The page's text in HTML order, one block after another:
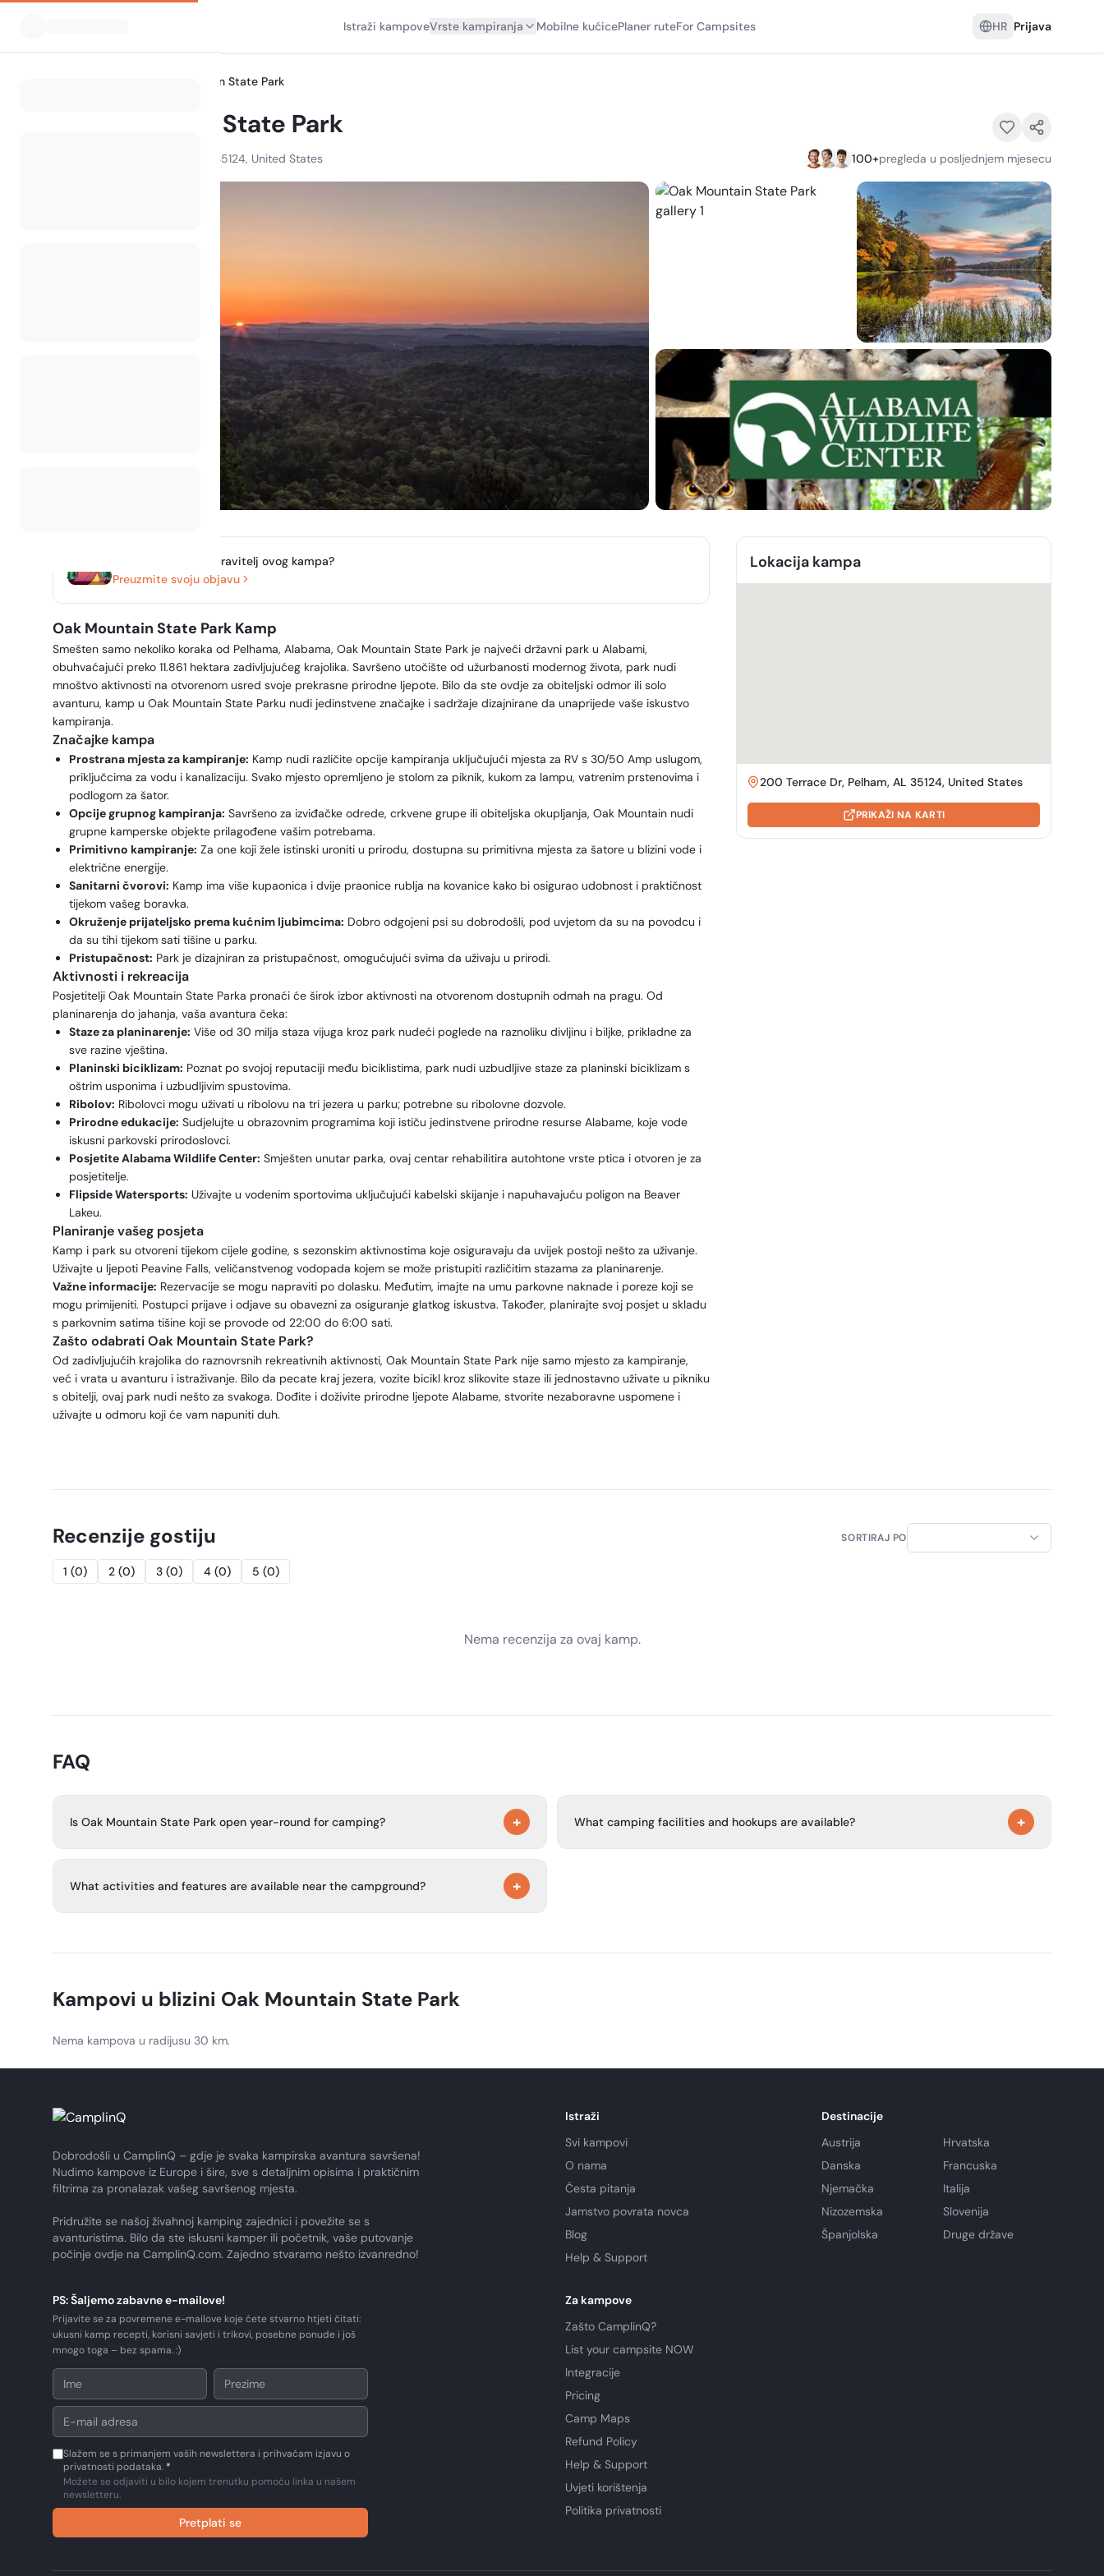
Istraži kampoveVrste kampiranja Mobilne kućicePlaner ruteFor Campsites HR Prijava
Oak Mountain State Park
Oak Mountain State Park
200 Terrace Dr, Pelham, AL 35124, United States 100+pregleda u posljednjem mjesecu
Jeste li vlasnik ili upravitelj ovog kampa?
Preuzmite svoju objavu
Oak Mountain State Park Kamp
Smešten samo nekoliko koraka od Pelhama, Alabama, Oak Mountain State Park je najveći državni park u Alabami,
obuhvaćajući preko 11.861 hektara zadivljujućeg krajolika. Savršeno utočište od užurbanosti modernog života, park nudi
mnoštvo aktivnosti na otvorenom usred svoje prekrasne prirodne ljepote. Bilo da ste ovdje za obiteljski odmor ili solo
avanturu, kamp u Oak Mountain State Parku nudi jedinstvene značajke i sadržaje dizajnirane da unaprijede vaše iskustvo
kampiranja.
Značajke kampa
Prostrana mjesta za kampiranje: Kamp nudi različite opcije kampiranja uključujući mjesta za RV s 30/50 Amp uslugom,
priključcima za vodu i kanalizaciju. Svako mjesto opremljeno je stolom za piknik, kukom za lampu, vatrenim prstenovima i
podlogom za šator.
Opcije grupnog kampiranja: Savršeno za izviđačke odrede, crkvene grupe ili obiteljska okupljanja, Oak Mountain nudi
grupne kamperske objekte prilagođene vašim potrebama.
Primitivno kampiranje: Za one koji žele istinski uroniti u prirodu, dostupna su primitivna mjesta za šatore u blizini vode i
električne energije.
Sanitarni čvorovi: Kamp ima više kupaonica i dvije praonice rublja na kovanice kako bi osigurao udobnost i praktičnost
tijekom vašeg boravka.
Okruženje prijateljsko prema kućnim ljubimcima: Dobro odgojeni psi su dobrodošli, pod uvjetom da su na povodcu i
da su tihi tijekom sati tišine u parku.
Pristupačnost: Park je dizajniran za pristupačnost, omogućujući svima da uživaju u prirodi.
Aktivnosti i rekreacija
Posjetitelji Oak Mountain State Parka pronaći će širok izbor aktivnosti na otvorenom dostupnih odmah na pragu. Od
planinarenja do jahanja, vaša avantura čeka:
Staze za planinarenje: Više od 30 milja staza vijuga kroz park nudeći poglede na raznoliku divljinu i biljke, prikladne za
sve razine vještina.
Planinski biciklizam: Poznat po svojoj reputaciji među biciklistima, park nudi uzbudljive staze za planinski biciklizam s
oštrim usponima i uzbudljivim spustovima.
Ribolov: Ribolovci mogu uživati u ribolovu na tri jezera u parku; potrebne su ribolovne dozvole.
Prirodne edukacije: Sudjelujte u obrazovnim programima koji ističu jedinstvene prirodne resurse Alabame, koje vode
iskusni parkovski prirodoslovci.
Posjetite Alabama Wildlife Center: Smješten unutar parka, ovaj centar rehabilitira autohtone vrste ptica i otvoren je za
posjetitelje.
Flipside Watersports: Uživajte u vodenim sportovima uključujući kabelski skijanje i napuhavajuću poligon na Beaver
Lakeu.
Planiranje vašeg posjeta
Kamp i park su otvoreni tijekom cijele godine, s sezonskim aktivnostima koje osiguravaju da uvijek postoji nešto za uživanje.
Uživajte u ljepoti Peavine Falls, veličanstvenog vodopada kojem se može pristupiti različitim stazama za planinarenje.
Važne informacije: Rezervacije se mogu napraviti po dolasku. Međutim, imajte na umu parkovne naknade i poreze koji se
mogu primijeniti. Postupci prijave i odjave su obavezni za osiguranje glatkog iskustva. Također, planirajte svoj posjet u skladu
s parkovnim satima tišine koji se provode od 22:00 do 6:00 sati.
Zašto odabrati Oak Mountain State Park?
Od zadivljujućih krajolika do raznovrsnih rekreativnih aktivnosti, Oak Mountain State Park nije samo mjesto za kampiranje,
već i vrata u avanturu i istraživanje. Bilo da pecate kraj jezera, vozite bicikl kroz slikovite staze ili jednostavno uživate u pikniku
s obitelji, ovaj park nudi nešto za svakoga. Dođite i doživite prirodne ljepote Alabame, stvorite nezaboravne uspomene i
uživajte u odmoru koji će vam napuniti duh.
Lokacija kampa
200 Terrace Dr, Pelham, AL 35124, United States
PRIKAŽI NA KARTI
Recenzije gostiju
1 (0) 2 (0) 3 (0) 4 (0) 5 (0)
SORTIRAJ PO
Nema recenzija za ovaj kamp.
FAQ
Is Oak Mountain State Park open year-round for camping? + What camping facilities and hookups are available? +
What activities and features are available near the campground? +
pavilion/activities building. The park also offers mountain biking, horseback riding,
Kampovi u blizini Oak Mountain State Park
Nema kampova u radijusu 30 km.
Dobrodošli u CamplinQ – gdje je svaka kampirska avantura savršena!
Nudimo kampove iz Europe i šire, sve s detaljnim opisima i praktičnim
filtrima za pronalazak vašeg savršenog mjesta.
Pridružite se našoj živahnoj kamping zajednici i povežite se s
avanturistima. Bilo da ste iskusni kamper ili početnik, vaše putovanje
počinje ovdje na CamplinQ.com. Zajedno stvaramo nešto izvanredno!
Istraži
Svi kampovi
O nama
Česta pitanja
Jamstvo povrata novca
Blog
Help & Support
Destinacije
Austrija
Hrvatska
Danska
Francuska
Njemačka
Italija
Nizozemska
Slovenija
Španjolska
Druge države
PS: Šaljemo zabavne e-mailove!
Prijavite se za povremene e-mailove koje ćete stvarno htjeti čitati:
ukusni kamp recepti, korisni savjeti i trikovi, posebne ponude i još
mnogo toga – bez spama. :)
Slažem se s primanjem vaših newslettera i prihvaćam izjavu o
privatnosti podataka. *
Možete se odjaviti u bilo kojem trenutku pomoću linka u našem
newsletteru.
Pretplati se
Za kampove
Zašto CamplinQ?
List your campsite NOW
Integracije
Pricing
Camp Maps
Refund Policy
Help & Support
Uvjeti korištenja
Politika privatnosti